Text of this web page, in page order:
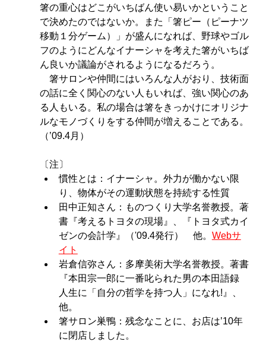
箸の重心はどこがいちばん使い易いかということ
で決めたのではないか。また「箸ピー（ピーナツ
移動１分ゲーム）」が盛んになれば、野球やゴル
フのようにどんなイナーシャを考えた箸がいちば
ん良いか議論がされるようになるだろう。
箸サロンや仲間にはいろんな人がおり、技術面
の話に全く関心のない人もいれば、強い関心のあ
る人もいる。私の場合は箸をきっかけにオリジナ
ルなモノづくりをする仲間が増えることである。
（’09.4月）
〔注〕
慣性とは：イナーシャ。外力が働かない限
り、物体がその運動状態を持続する性質
田中正知さん：ものつくり大学名誉教授。著
書『考えるトヨタの現場』、『トヨタ式カイ
ゼンの会計学』（'09.4発行）　他。 Webサ
イト
岩倉信弥さん：多摩美術大学名誉教授。著書
『本田宗一郎に一番叱られた男の本田語録
人生に「自分の哲学を持つ人」になれ!』、
他。
箸サロン巣鴨：残念なことに、お店は’10年
に閉店しました。